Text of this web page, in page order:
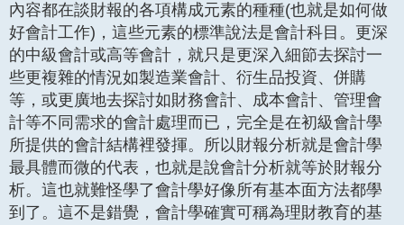
內容都在談財報的各項構成元素的種種(也就是如何做
好會計工作)，這些元素的標準說法是會計科目。更深
的中級會計或高等會計，就只是更深入細節去探討一
些更複雜的情況如製造業會計、衍生品投資、併購
等，或更廣地去探討如財務會計、成本會計、管理會
計等不同需求的會計處理而已，完全是在初級會計學
所提供的會計結構裡發揮。所以財報分析就是會計學
最具體而微的代表，也就是說會計分析就等於財報分
析。這也就難怪學了會計學好像所有基本面方法都學
到了。這不是錯覺，會計學確實可稱為理財教育的基